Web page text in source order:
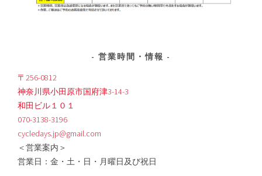
営業時間・情報
〒256-0812
神奈川県小田原市国府津3-14-3
和田ビル１０１
070-3138-3196
cycledays.jp@gmail.com
＜営業案内＞
営業日：金・土・日・月曜日及び祝日